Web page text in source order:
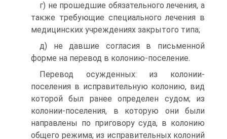
г) не прошедшие обязательного лечения, а
также требующие специального лечения в
медицинских учреждениях закрытого типа;
д) не давшие согласия в письменной
форме на перевод в колонию-поселение.
Перевод осужденных: из колонии-
поселения в исправительную колонию, вид
которой был ранее определен судом; из
колонии-поселения, в которую они были
направлены по приговору суда, в колонию
общего режима; из исправительных колоний